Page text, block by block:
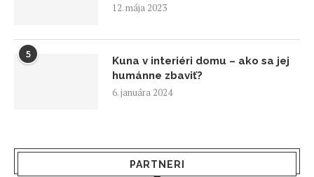
12. mája 2023
5
Kuna v interiéri domu – ako sa jej
humánne zbaviť?
6. januára 2024
PARTNERI